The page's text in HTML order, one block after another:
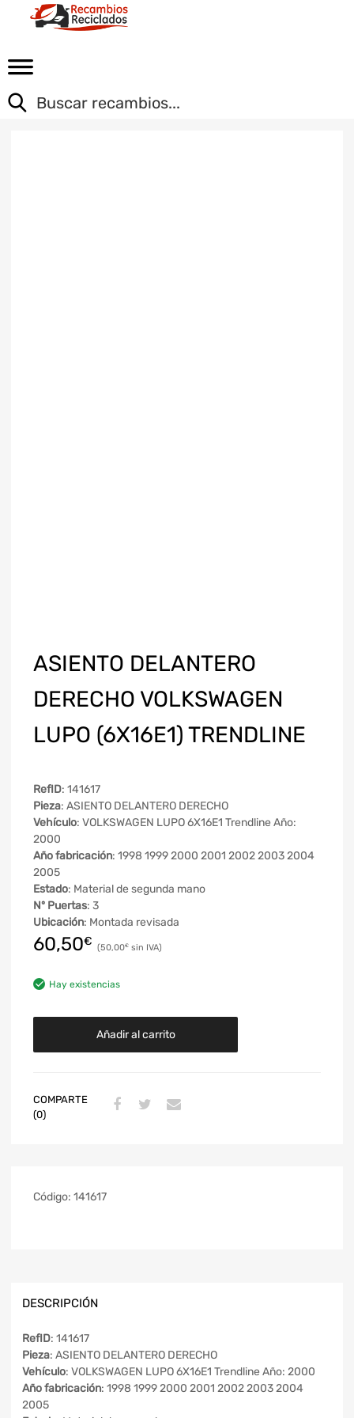
ASIENTO DELANTERO
DERECHO VOLKSWAGEN
LUPO (6X16E1) TRENDLINE
RefID: 141617
Pieza: ASIENTO DELANTERO DERECHO
Vehículo: VOLKSWAGEN LUPO 6X16E1 Trendline Año:
2000
Año fabricación: 1998 1999 2000 2001 2002 2003 2004
2005
Estado: Material de segunda mano
Nº Puertas: 3
Ubicación: Montada revisada
60,50€ 50,00€
Hay existencias
Añadir al carrito
COMPARTE
(0)
Código: 141617
DESCRIPCIÓN
RefID: 141617
Pieza: ASIENTO DELANTERO DERECHO
Vehículo: VOLKSWAGEN LUPO 6X16E1 Trendline Año: 2000
Año fabricación: 1998 1999 2000 2001 2002 2003 2004
2005